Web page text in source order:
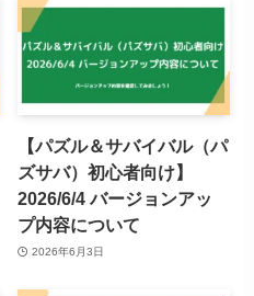
【パズル＆サバイバル（パ
ズサバ）初心者向け】
2026/6/4 バージョンアッ
プ内容について
2026年6月3日